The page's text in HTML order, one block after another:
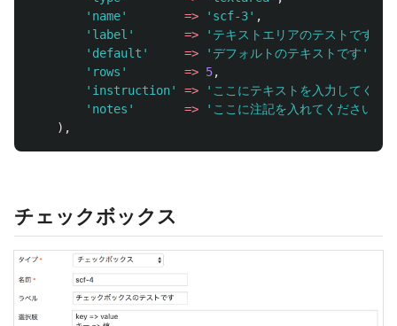
'name'
=> 'scf-3' ,
'label'
=> 'テキストエリアのテストです'
'default'
=> 'デフォルトのテキストです'
'rows'
=> 5,
'instruction'
=>
'ここにテキストを入力してくだ
'notes'
=> 'ここに注記を入れてください'
),
チェックボックス